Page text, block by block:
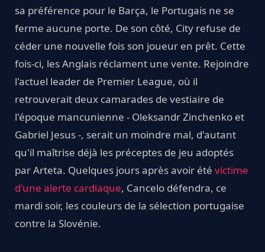
sa préférence pour le Barça, le Portugais ne se
ferme aucune porte. De son côté, City refuse de
céder une nouvelle fois son joueur en prêt. Cette
fois-ci, les Anglais réclament une vente. Rejoindre
l'actuel leader de Premier League, où il
retrouverait deux camarades de vestiaire de
l'époque mancunienne - Oleksandr Zinchenko et
Gabriel Jesus -, serait un moindre mal, d'autant
qu'il maîtrise déjà les préceptes de jeu adoptés
par Arteta. Quelques jours après avoir été victime
d'une alerte cardiaque, Cancelo défendra, ce
mardi soir, les couleurs de la sélection portugaise
contre la Slovénie.